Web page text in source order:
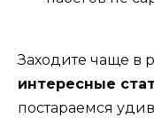
Заходите чаще в
интересные
постараемся